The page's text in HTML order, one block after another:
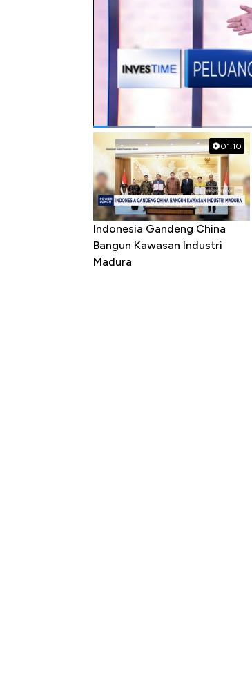
#bisnis
Popular Videos
01:10
Indonesia Gandeng China
Bangun Kawasan Industri
Madura